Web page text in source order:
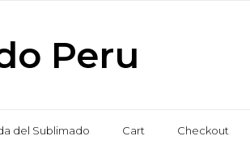
Peru
del Sublimado Cart Checkout